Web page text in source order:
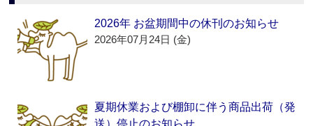
2026年 お盆期間中の休刊のお知らせ
2026年07月24日 (金)
夏期休業および棚卸に伴う商品出荷（発